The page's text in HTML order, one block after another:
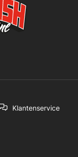
Klantenservice